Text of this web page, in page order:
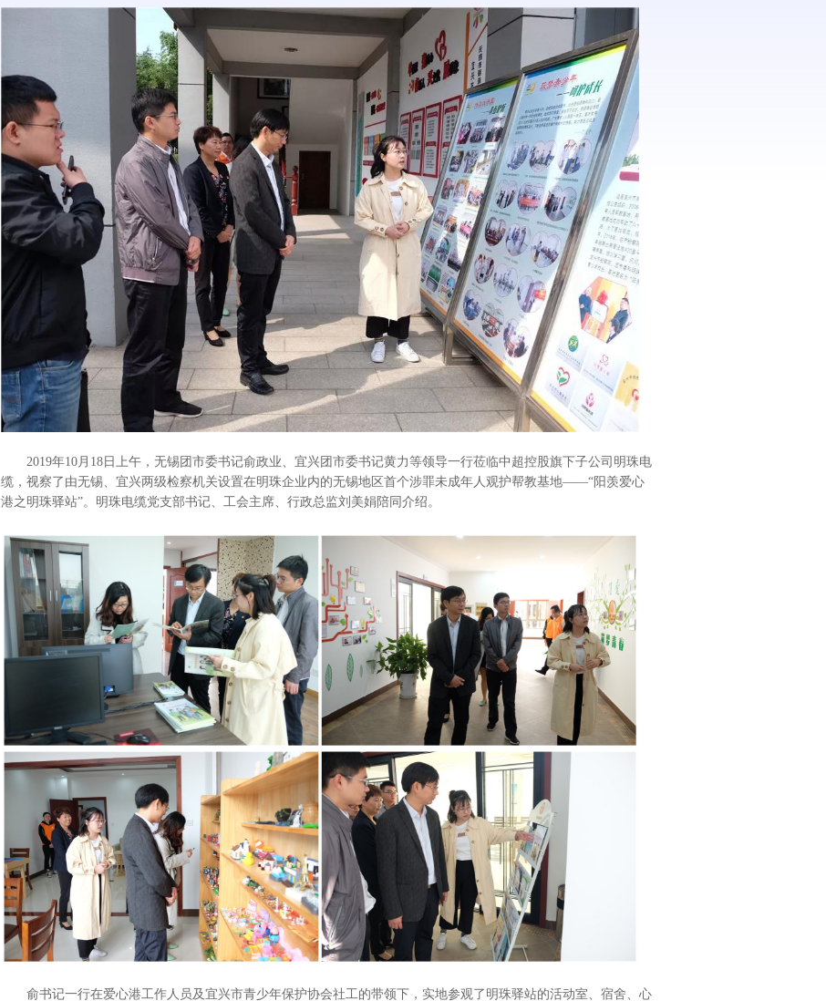
2019年10月18日上午，无锡团市委书记俞政业、宜兴团市委书记黄力等领导一行莅临中超控股旗下子公司明珠电
缆，视察了由无锡、宜兴两级检察机关设置在明珠企业内的无锡地区首个涉罪未成年人观护帮教基地——“阳羡爱心
港之明珠驿站”。明珠电缆党支部书记、工会主席、行政总监刘美娟陪同介绍。
俞书记一行在爱心港工作人员及宜兴市青少年保护协会社工的带领下，实地参观了明珠驿站的活动室、宿舍、心